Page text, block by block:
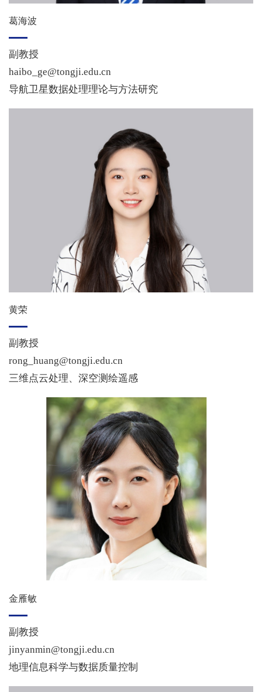
葛海波
副教授
haibo_ge@tongji.edu.cn
导航卫星数据处理理论与方法研究
黄荣
副教授
rong_huang@tongji.edu.cn
三维点云处理、深空测绘遥感
金雁敏
副教授
jinyanmin@tongji.edu.cn
地理信息科学与数据质量控制